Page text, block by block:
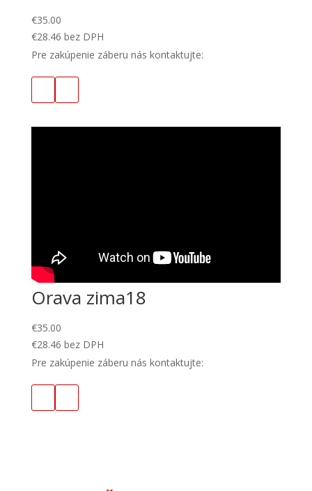
€35.00
€28.46 bez DPH
Pre zakúpenie záberu nás kontaktujte:
Orava zima18
€35.00
€28.46 bez DPH
Pre zakúpenie záberu nás kontaktujte: